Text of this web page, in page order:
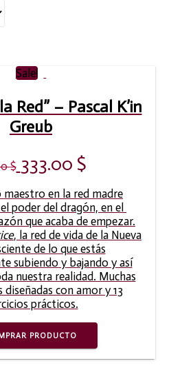
Sale!
Red” – Pascal K’in
Greub
$ 333.00 $
maestro en la red madre
poder del dragón, en el
que acaba de empezar.
, la red de vida de la Nueva
de lo que estás
subiendo y bajando y así
nuestra realidad. Muchas
con amor y 13
prácticos.
PRODUCTO